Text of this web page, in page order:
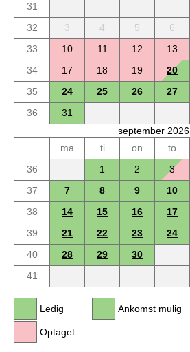
31
32
3 4 5 6
33
10 11 12 13
34
17 18 19 20
35
24 25 26 27
36
31
september 2026
ma
ti on to
36
1 2 3
37
7 8 9 10
38
14 15 16 17
39
21 22 23 24
40
28 29
30
41
Ledig
Optaget
Ankomst mulig